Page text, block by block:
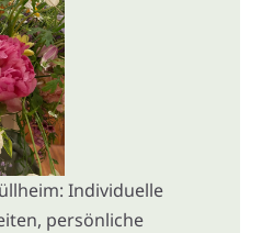
Individuelle
persönliche